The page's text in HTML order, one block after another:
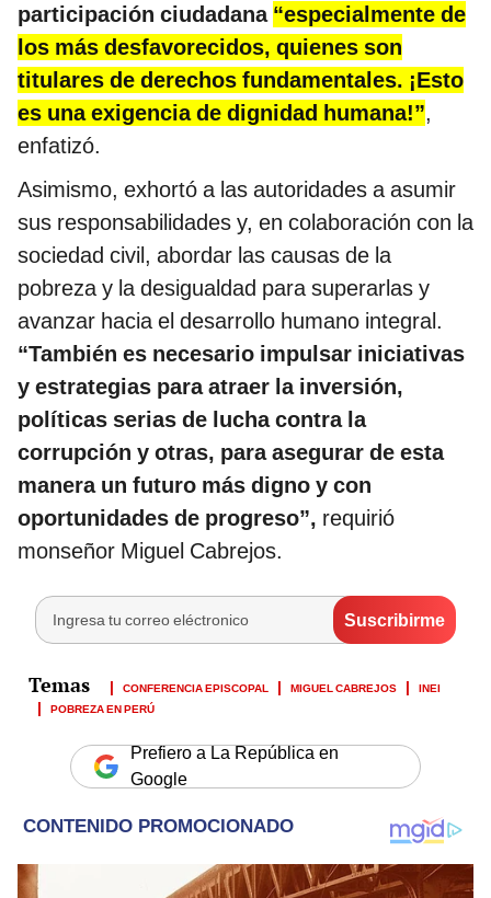
participación ciudadana “especialmente de
los más desfavorecidos, quienes son
titulares de derechos fundamentales. ¡Esto
es una exigencia de dignidad humana!”,
enfatizó.
Asimismo, exhortó a las autoridades a asumir
sus responsabilidades y, en colaboración con la
sociedad civil, abordar las causas de la
pobreza y la desigualdad para superarlas y
avanzar hacia el desarrollo humano integral.
“También es necesario impulsar iniciativas
y estrategias para atraer la inversión,
políticas serias de lucha contra la
corrupción y otras, para asegurar de esta
manera un futuro más digno y con
oportunidades de progreso”, requirió
monseñor Miguel Cabrejos.
CONFERENCIA EPISCOPAL MIGUEL CABREJOS
INEI
POBREZA EN PERÚ
Prefiero a La República en
Google